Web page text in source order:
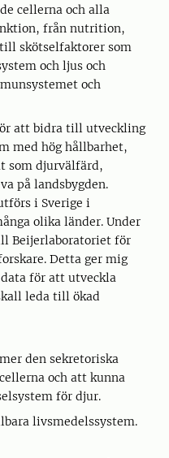
cellerna och alla
från nutrition,
skötselfaktorer som
och ljus och
och
att bidra till utveckling
med hög hållbarhet,
som djurvälfärd,
på landsbygden.
i Sverige i
olika länder. Under
Beijerlaboratoriet för
Detta ger mig
för att utveckla
leda till ökad
den sekretoriska
och att kunna
för djur.
livsmedelssystem.